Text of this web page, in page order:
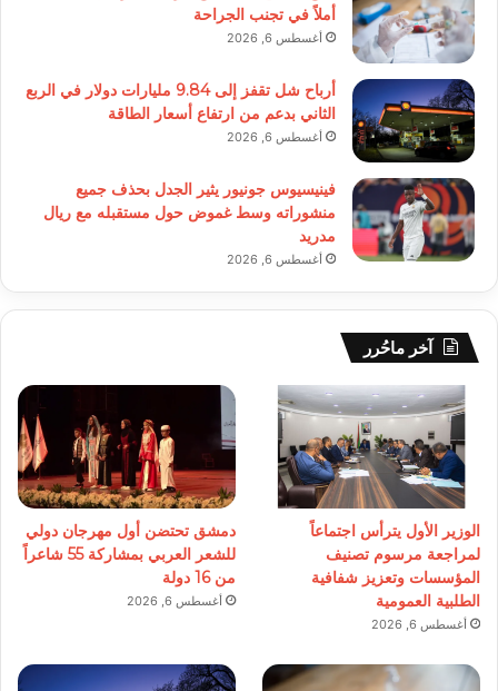
أملاً في تجنب الجراحة
أغسطس 6, 2026
أرباح شل تقفز إلى 9.84 مليارات دولار في الربع
الثاني بدعم من ارتفاع أسعار الطاقة
أغسطس 6, 2026
فينيسيوس جونيور يثير الجدل بحذف جميع
منشوراته وسط غموض حول مستقبله مع ريال
مدريد
أغسطس 6, 2026
آخر ماحُرر
الوزير الأول يترأس اجتماعاً
لمراجعة مرسوم تصنيف
المؤسسات وتعزيز شفافية
الطلبية العمومية
أغسطس 6, 2026
دمشق تحتضن أول مهرجان دولي
للشعر العربي بمشاركة 55 شاعراً
من 16 دولة
أغسطس 6, 2026